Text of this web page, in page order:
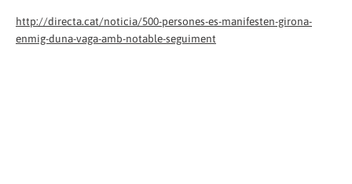
http://directa.cat/noticia/500-persones-es-manifesten-girona-
enmig-duna-vaga-amb-notable-seguiment